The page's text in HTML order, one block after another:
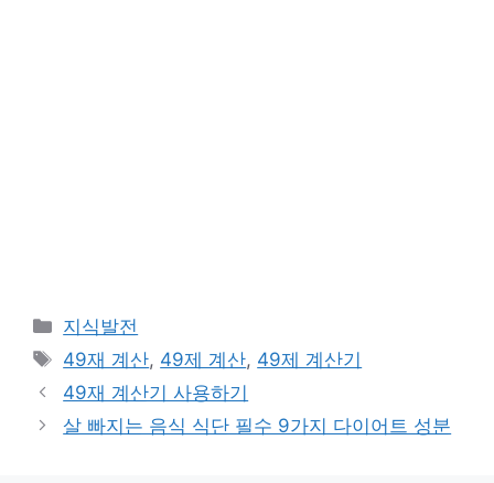
카
테
리
지식발전
태
그
49재 계산, 49제 계산, 49제 계산기
49재 계산기 사용하기
살 빠지는 음식 식단 필수 9가지 다이어트 성분